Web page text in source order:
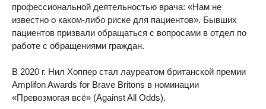
профессиональной деятельностью врача: «Нам не
известно о каком-либо риске для пациентов». Бывших
пациентов призвали обращаться с вопросами в отдел по
работе с обращениями граждан.
В 2020 г. Нил Хоппер стал лауреатом британской премии
Amplifon Awards for Brave Britons в номинации
«Превозмогая всё» (Against All Odds).